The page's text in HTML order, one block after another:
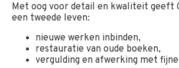
Met oog voor detail en kwaliteit geeft
een tweede leven:
nieuwe werken inbinden,
restauratie van oude boeken,
vergulding en afwerking met